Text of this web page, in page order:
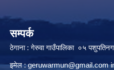
सम्पर्क
ठेगाना : गेरुवा गाउँपालिका ०५
इमेल :geruwarmun@gmail.com